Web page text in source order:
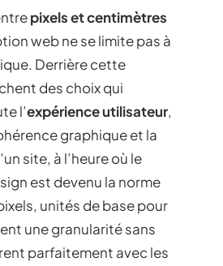
pixels et centimètres
web ne se limite pas à
Derrière cette
des choix qui
l’expérience utilisateur,
graphique et la
site, à l’heure où le
est devenu la norme
unités de base pour
une granularité sans
parfaitement avec les